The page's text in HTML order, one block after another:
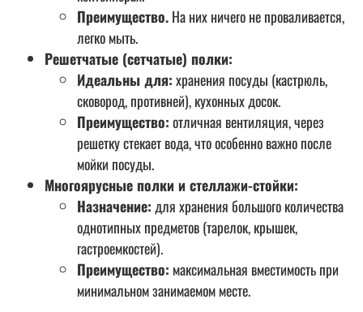
Преимущество.На них ничего не проваливается,
легко мыть.
Решетчатые (сетчатые) полки:
Идеальны для:хранения посуды (кастрюль,
сковород, противней), кухонных досок.
Преимущество:отличная вентиляция, через
решетку стекает вода, что особенно важно после
мойки посуды.
Многоярусные полки и стеллажи-стойки:
Назначение:для хранения большого количества
однотипных предметов (тарелок, крышек,
гастроемкостей).
Преимущество: максимальная вместимость при
минимальном занимаемом месте.